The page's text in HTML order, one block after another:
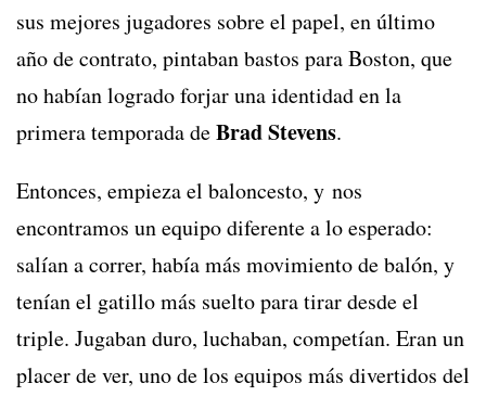
sus mejores jugadores sobre el papel, en último
año de contrato, pintaban bastos para Boston, que
no habían logrado forjar una identidad en la
primera temporada deBrad Stevens.
Entonces, empieza el baloncesto, y nos
encontramos un equipo diferente a lo esperado:
salían a correr, había más movimiento de balón, y
tenían el gatillo más suelto para tirar desde el
triple. Jugaban duro, luchaban, competían. Eran un
placer de ver, uno de los equipos más divertidos del